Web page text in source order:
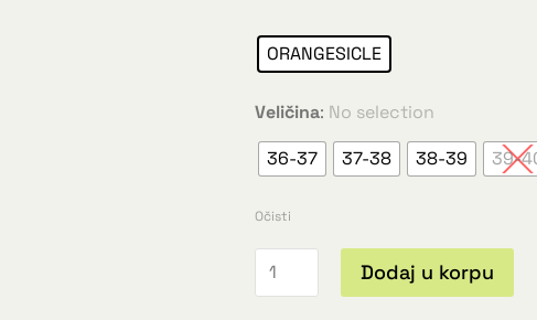
ORANGESICLE
Veličina: No selection
36-37 37-38 38-39 39-
Očisti
Dodaj u korpu